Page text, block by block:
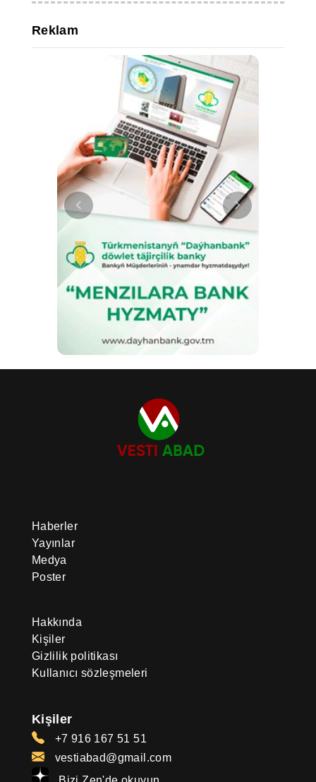
Reklam
Haberler
Yayınlar
Medya
Poster
Hakkında
Kişiler
Gizlilik politikası
Kullanıcı sözleşmeleri
Kişiler
+7 916 167 51 51
vestiabad@gmail.com